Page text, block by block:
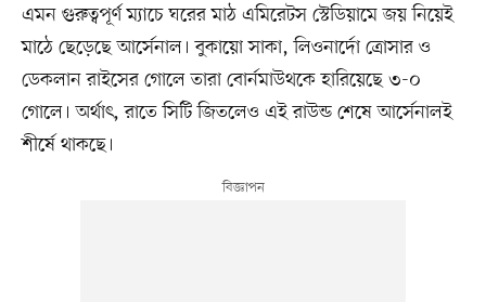
এমন গুরুত্বপূর্ণ ম্যাচে ঘরের মাঠ এমিরেটস স্টেডিয়ামে জয় নিয়েই
মাঠে ছেড়েছে আর্সেনাল। বুকায়ো সাকা, লিওনার্দো ত্রোসার ও
ডেকলান রাইসের গোলে তারা বোর্নমাউথকে হারিয়েছে ৩-০
গোলে। অর্থাৎ, রাতে সিটি জিতলেও এই রাউন্ড শেষে আর্সেনালই
শীর্ষে থাকছে।